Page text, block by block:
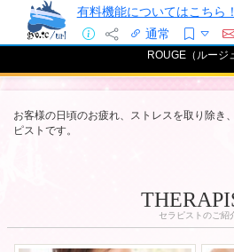
有料機能についてはこちら！
通常